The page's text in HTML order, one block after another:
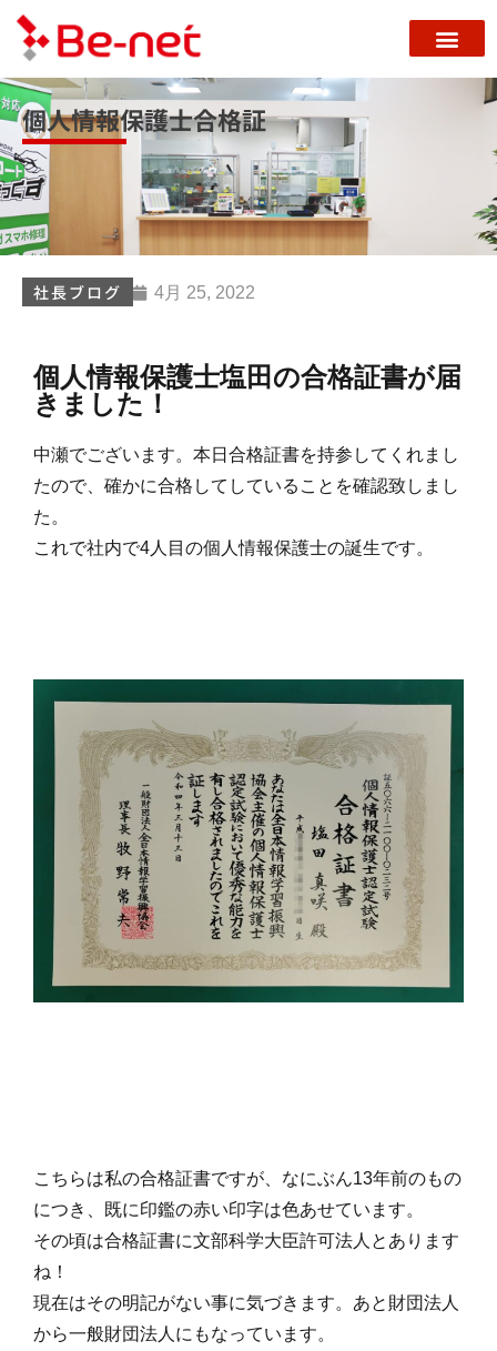
個人情報保護士合格証
社長ブログ 4月 25, 2022
個人情報保護士塩田の合格証書が届
きました！
中瀬でございます。本日合格証書を持参してくれまし
たので、確かに合格してしていることを確認致しまし
た。
これで社内で4人目の個人情報保護士の誕生です。
こちらは私の合格証書ですが、なにぶん13年前のもの
につき、既に印鑑の赤い印字は色あせています。
その頃は合格証書に文部科学大臣許可法人とあります
ね！
現在はその明記がない事に気づきます。あと財団法人
から一般財団法人にもなっています。